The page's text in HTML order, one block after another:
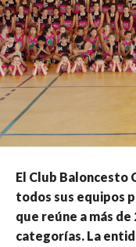
El Club Baloncesto
todos sus equipos
que reúne a más
categorías. La